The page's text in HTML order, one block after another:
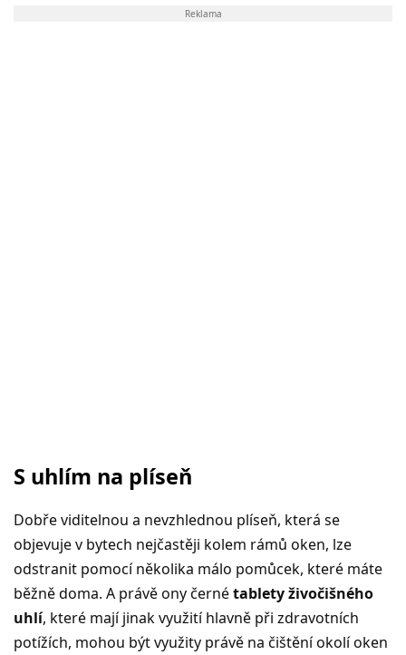
Reklama
S uhlím na plíseň
Dobře viditelnou a nevzhlednou plíseň, která se
objevuje v bytech nejčastěji kolem rámů oken, lze
odstranit pomocí několika málo pomůcek, které máte
běžně doma. A právě ony černétablety živočišného
uhlí, které mají jinak využití hlavně při zdravotních
potížích, mohou být využity právě na čištění okolí oken